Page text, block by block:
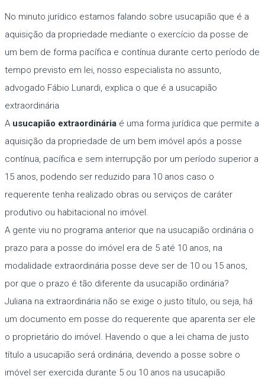
No minuto jurídico estamos falando sobre usucapião que é a
aquisição da propriedade mediante o exercício da posse de
um bem de forma pacífica e contínua durante certo período de
tempo previsto em lei, nosso especialista no assunto,
advogado Fábio Lunardi, explica o que é a usucapião
extraordinária
A usucapião extraordinária é uma forma jurídica que permite a
aquisição da propriedade de um bem imóvel após a posse
contínua, pacífica e sem interrupção por um período superior a
15 anos, podendo ser reduzido para 10 anos caso o
requerente tenha realizado obras ou serviços de caráter
produtivo ou habitacional no imóvel.
A gente viu no programa anterior que na usucapião ordinária o
prazo para a posse do imóvel era de 5 até 10 anos, na
modalidade extraordinária posse deve ser de 10 ou 15 anos,
por que o prazo é tão diferente da usucapião ordinária?
Juliana na extraordinária não se exige o justo título, ou seja, há
um documento em posse do requerente que aparenta ser ele
o proprietário do imóvel. Havendo o que a lei chama de justo
título a usucapião será ordinária, devendo a posse sobre o
imóvel ser exercida durante 5 ou 10 anos na usucapião